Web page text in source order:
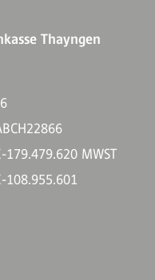
179.479.620 MWST
108.955.601